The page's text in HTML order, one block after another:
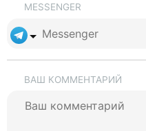
MESSENGER
ВАШ КОММЕНТАРИЙ